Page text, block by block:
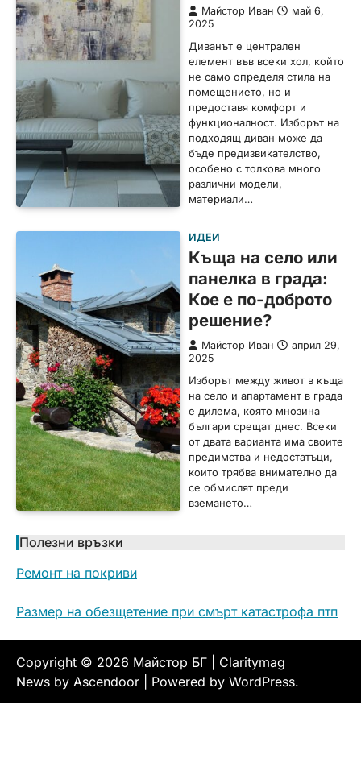
Майстор Иван
май 6,
2025
Диванът е централен
елемент във всеки хол, който
не само определя стила на
помещението, но и
предоставя комфорт и
функционалност. Изборът на
подходящ диван може да
бъде предизвикателство,
особено с толкова много
различни модели,
материали…
ИДЕИ
Къща на село или
панелка в града:
Кое е по-доброто
решение?
Майстор Иван
април 29,
2025
Изборът между живот в къща
на село и апартамент в града
е дилема, която мнозина
българи срещат днес. Всеки
от двата варианта има своите
предимства и недостатъци,
които трябва внимателно да
се обмислят преди
вземането…
Полезни връзки
Ремонт на покриви
Размер на обезщетение при смърт катастрофа птп
Copyright © 2026 Майстор БГ | Claritymag
News by Ascendoor | Powered by WordPress.